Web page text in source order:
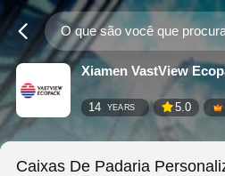
Xiamen VastView
14 YEARS 5.0
Caixas De Padaria